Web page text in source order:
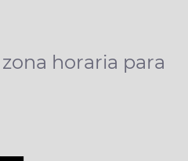
horaria para